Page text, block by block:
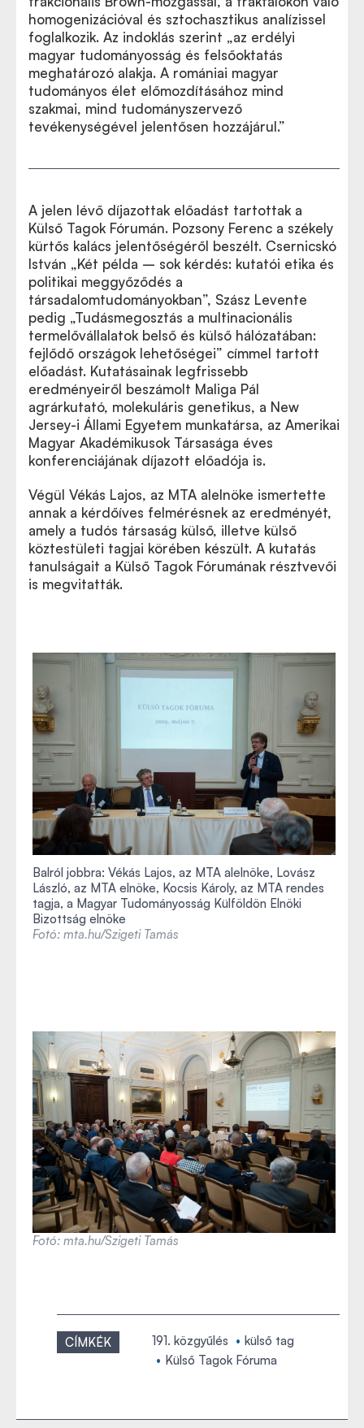
homogenizációval és sztochasztikus analízissel
foglalkozik. Az indoklás szerint „az erdélyi
magyar tudományosság és felsőoktatás
meghatározó alakja. A romániai magyar
tudományos élet előmozdításához mind
szakmai, mind tudományszervező
tevékenységével jelentősen hozzájárul.”
A jelen lévő díjazottak előadást tartottak a
Külső Tagok Fórumán. Pozsony Ferenc a székely
kürtős kalács jelentőségéről beszélt. Csernicskó
István „Két példa – sok kérdés: kutatói etika és
politikai meggyőződés a
társadalomtudományokban”, Szász Levente
pedig „Tudásmegosztás a multinacionális
termelővállalatok belső és külső hálózatában:
fejlődő országok lehetőségei” címmel tartott
előadást. Kutatásainak legfrissebb
eredményeiről beszámolt Maliga Pál
agrárkutató, molekuláris genetikus, a New
Jersey-i Állami Egyetem munkatársa, az Amerikai
Magyar Akadémikusok Társasága éves
konferenciájának díjazott előadója is.
Végül Vékás Lajos, az MTA alelnöke ismertette
annak a kérdőíves felmérésnek az eredményét,
amely a tudós társaság külső, illetve külső
köztestületi tagjai körében készült. A kutatás
tanulságait a Külső Tagok Fórumának résztvevői
is megvitatták.
Balról jobbra: Vékás Lajos, az MTA alelnöke, Lovász
László, az MTA elnöke, Kocsis Károly, az MTA rendes
tagja, a Magyar Tudományosság Külföldön Elnöki
Bizottság elnöke
Fotó: mta.hu/Szigeti Tamás
Fotó: mta.hu/Szigeti Tamás
CÍMKÉK 191. közgyűlés
külső tag
Külső Tagok Fóruma